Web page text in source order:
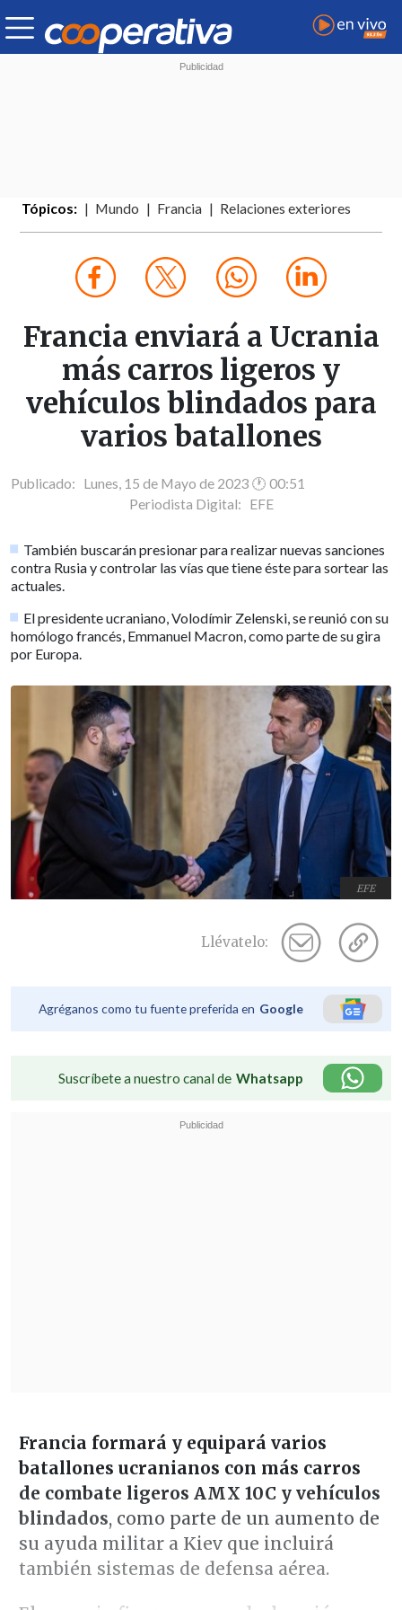
Tópicos: Mundo Francia Relaciones exteriores
Francia enviará a Ucrania
más carros ligeros y
vehículos blindados para
varios batallones
Publicado: Lunes, 15 de Mayo de 2023 🕐 00:51
Periodista Digital: EFE
También buscarán presionar para realizar nuevas sanciones
contra Rusia y controlar las vías que tiene éste para sortear las
actuales.
El presidente ucraniano, Volodímir Zelenski, se reunió con su
homólogo francés, Emmanuel Macron, como parte de su gira
por Europa.
EFE
Llévatelo:
Agréganos como tu fuente preferida en Google
Suscríbete a nuestro canal de Whatsapp
Francia formará y equipará varios
batallones ucranianos con más carros
de combate ligeros AMX 10C y vehículos
blindados, como parte de un aumento de
su ayuda militar a Kiev que incluirá
también sistemas de defensa aérea.